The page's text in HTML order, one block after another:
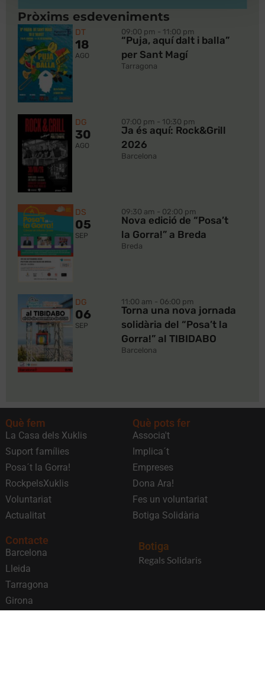
Pròxims esdeveniments
DT
18
AGO
09:00 pm - 11:00 pm
“Puja, aquí dalt i balla”
per Sant Magí
Tarragona
DG
30
AGO
07:00 pm - 10:30 pm
Ja és aquí: Rock&Grill
2026
Barcelona
DS
05
SEP
09:30 am - 02:00 pm
Nova edició de “Posa’t
la Gorra!” a Breda
Breda
DG
06
SEP
11:00 am - 06:00 pm
Torna una nova jornada
solidària del “Posa’t la
Gorra!” al TIBIDABO
Barcelona
Què fem
La Casa dels Xuklis
Suport famílies
Posa´t la Gorra!
RockpelsXuklis
Voluntariat
Actualitat
Què pots fer
Associa't
Implica´t
Empreses
Dona Ara!
Fes un voluntariat
Botiga Solidària
Contacte
Barcelona
Lleida
Tarragona
Girona
Botiga
Regals Solidaris